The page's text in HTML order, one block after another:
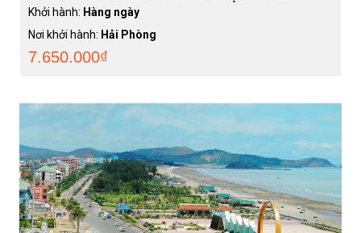
Khởi hành: Hàng ngày
Nơi khởi hành: Hải Phòng
7.650.000₫